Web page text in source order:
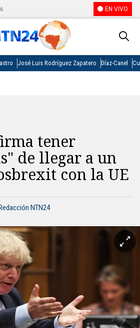
EN VIVO
José Luis Rodríguez Zapatero Díaz-Canel
tener
de llegar a un
con la UE
NTN24